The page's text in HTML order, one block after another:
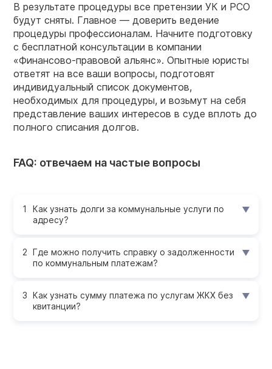
В результате процедуры все претензии УК и РСО
будут сняты. Главное — доверить ведение
процедуры профессионалам. Начните подготовку
с бесплатной консультации в компании
«Финансово-правовой альянс». Опытные юристы
ответят на все ваши вопросы, подготовят
индивидуальный список документов,
необходимых для процедуры, и возьмут на себя
представление ваших интересов в суде вплоть до
полного списания долгов.
FAQ: отвечаем на частые вопросы
Как узнать долги за коммунальные услуги по
адресу?
Где можно получить справку о задолженности
по коммунальным платежам?
Как узнать сумму платежа по услугам ЖКХ без
квитанции?